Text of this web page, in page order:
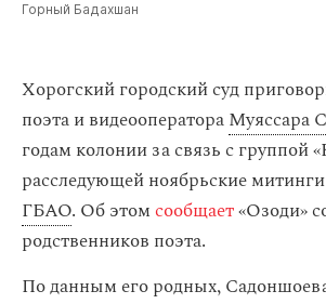
Горный Бадахшан
Хорогский городский суд
поэта и видеооператораМуяссара
годам колонии за связь с группой
расследующей ноябрьские
ГБАО. Об этомсообщает«Озоди»
родственников поэта.
По данным его родных,